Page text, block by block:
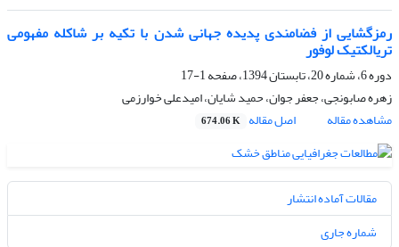
رمزگشایی از فضامندی پدیده جهانی شدن با تکیه بر شاکله مفهومی
تریالکتیک لوفور
دوره 6، شماره 20، تابستان 1394، صفحه
1-17
زهره صابونجی، جعفر جوان، حمید شایان، امیدعلی خوارزمی
مشاهده مقاله
اصل مقاله 674.06 K
مقالات آماده انتشار
شماره جاری